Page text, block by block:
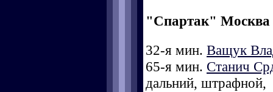
"Спартак" Москва
32-я мин. Ващук
65-я мин. Станич
дальний, штрафной,